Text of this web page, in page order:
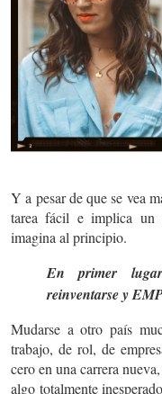
Y a pesar de que se vea
tarea fácil e implica un
imagina al principio.
En primer
reinventarse y
Mudarse a otro país
trabajo, de rol, de
cero en una carrera
algo totalmente